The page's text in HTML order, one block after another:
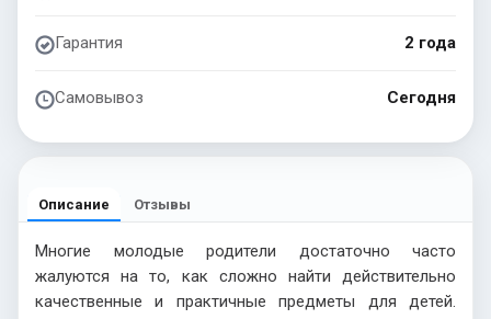
Гарантия 2 года
Самовывоз Сегодня
Описание Отзывы
Многие молодые родители достаточно часто
жалуются на то, как сложно найти действительно
качественные и практичные предметы для детей.